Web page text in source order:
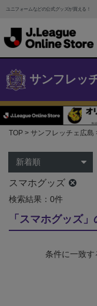
ユニフォームなどの公式グッズが買える！
サンフレッ
TOP サンフレッチェ広島
スマホグッズ
検索結果：0件
「スマホグッズ
条件に一致す